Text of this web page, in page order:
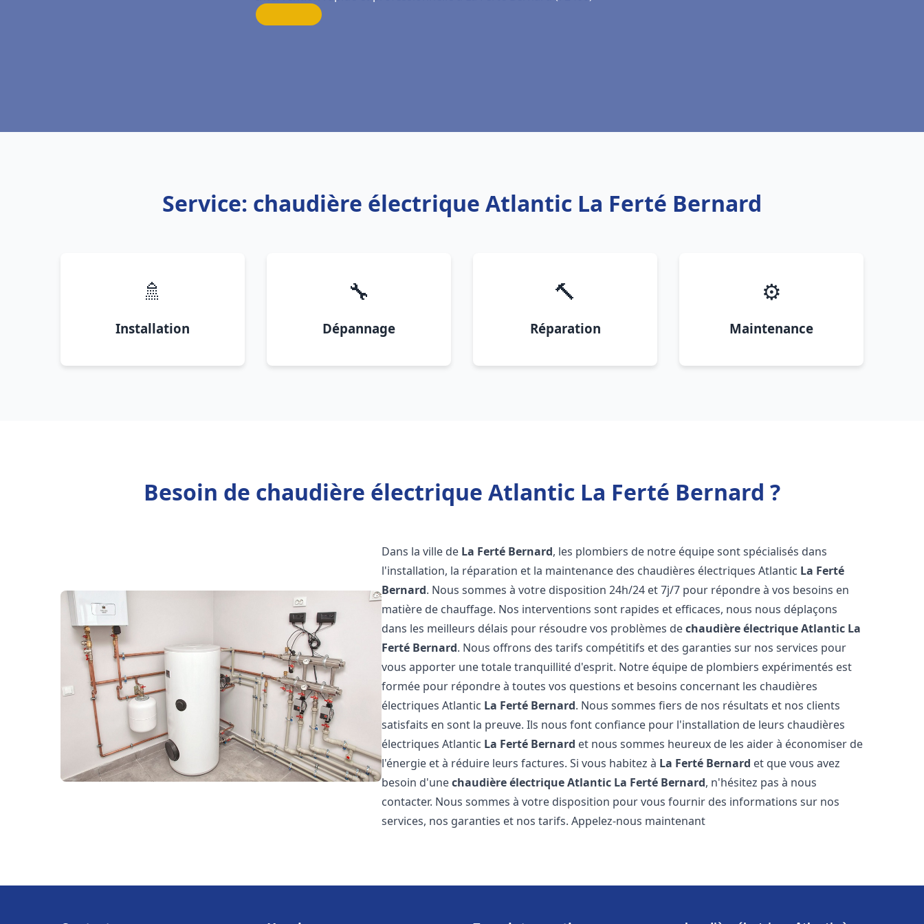
Service: chaudière électrique Atlantic La Ferté Bernard
🚿
Installation
🔧
Dépannage
🔨
Réparation
⚙️
Maintenance
Besoin de chaudière électrique Atlantic La Ferté Bernard ?
Dans la ville de La Ferté Bernard, les plombiers de notre équipe sont spécialisés dans
l'installation, la réparation et la maintenance des chaudières électriques Atlantic La Ferté
Bernard. Nous sommes à votre disposition 24h/24 et 7j/7 pour répondre à vos besoins en
matière de chauffage. Nos interventions sont rapides et efficaces, nous nous déplaçons
dans les meilleurs délais pour résoudre vos problèmes dechaudière électrique Atlantic La
Ferté Bernard. Nous offrons des tarifs compétitifs et des garanties sur nos services pour
vous apporter une totale tranquillité d'esprit. Notre équipe de plombiers expérimentés est
formée pour répondre à toutes vos questions et besoins concernant les chaudières
électriques Atlantic La Ferté Bernard. Nous sommes fiers de nos résultats et nos clients
satisfaits en sont la preuve. Ils nous font confiance pour l'installation de leurs chaudières
électriques Atlantic La Ferté Bernard et nous sommes heureux de les aider à économiser de
l'énergie et à réduire leurs factures. Si vous habitez à La Ferté Bernard et que vous avez
besoin d'unechaudière électrique Atlantic La Ferté Bernard, n'hésitez pas à nous
contacter. Nous sommes à votre disposition pour vous fournir des informations sur nos
services, nos garanties et nos tarifs. Appelez-nous maintenant